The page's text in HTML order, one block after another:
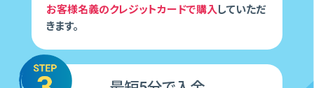
お客様名義のクレジットカードで購入していただ
きます。